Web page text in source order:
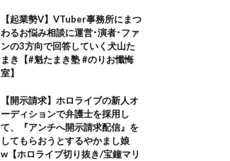
【起業勢V】VTuber事務所にまつ
わるお悩み相談に運営･演者･ファ
ンの3方向で回答していく犬山た
まき【#魁たまき塾 #のりお懺悔
室】
【開示請求】ホロライブの新人オ
ーディションで弁護士を採用し
て、『アンチへ開示請求配信』を
してもらおうとするやかまし娘
w【ホロライブ切り抜き/宝鐘マリ